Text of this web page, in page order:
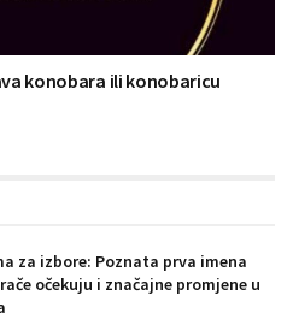
konobara ili konobaricu
za izbore: Poznata prva imena
očekuju i značajne promjene u